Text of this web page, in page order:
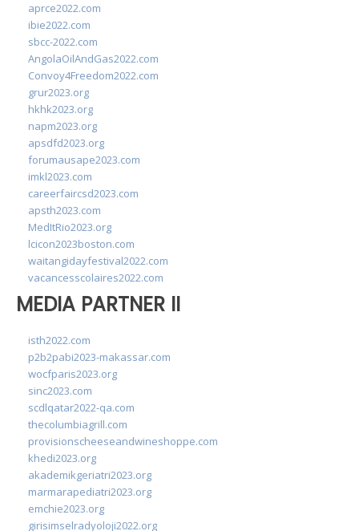
aprce2022.com
ibie2022.com
sbcc-2022.com
AngolaOilAndGas2022.com
Convoy4Freedom2022.com
grur2023.org
hkhk2023.org
napm2023.org
apsdfd2023.org
forumausape2023.com
imkl2023.com
careerfaircsd2023.com
apsth2023.com
MedItRio2023.org
lcicon2023boston.com
waitangidayfestival2022.com
vacancesscolaires2022.com
MEDIA PARTNER II
isth2022.com
p2b2pabi2023-makassar.com
wocfparis2023.org
sinc2023.com
scdlqatar2022-qa.com
thecolumbiagrill.com
provisionscheeseandwineshoppe.com
khedi2023.org
akademikgeriatri2023.org
marmarapediatri2023.org
emchie2023.org
girisimselradyoloji2022.org